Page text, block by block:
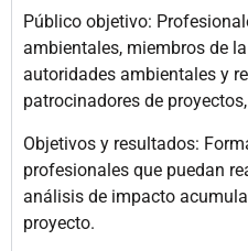
Público objetivo:
ambientales, miembros de
autoridades ambientales y
patrocinadores de
Objetivos y resultados:
profesionales que puedan
análisis de impacto
proyecto.